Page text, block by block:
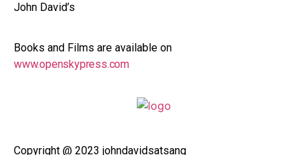
John David’s
Books and Films are available on
www.openskypress.com
Copyright @ 2023 johndavidsatsang